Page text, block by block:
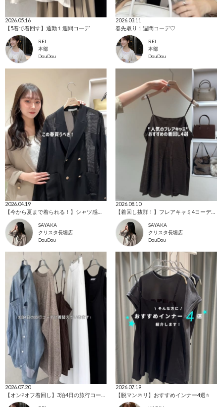
2026.05.16
【5着で着回す】通勤１週間コーデ
REI
本部
DouDou
2026.03.11
春先取り１週間コーデ♡
REI
本部
DouDou
2026.04.19
SAYAKA
クリスタ長堀店
DouDou
2026.08.10
【着回し抜群！】フレアキャミ4コーデ着回し
SAYAKA
クリスタ長堀店
DouDou
2026.07.20
2026.07.19
【脱マンネリ】おすすめインナー4選⭐️